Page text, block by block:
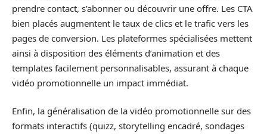
prendre contact, s’abonner ou découvrir une offre. Les CTA
bien placés augmentent le taux de clics et le trafic vers les
pages de conversion. Les plateformes spécialisées mettent
ainsi à disposition des éléments d’animation et des
templates facilement personnalisables, assurant à chaque
vidéo promotionnelle un impact immédiat.
Enfin, la généralisation de la vidéo promotionnelle sur des
formats interactifs (quizz, storytelling encadré, sondages